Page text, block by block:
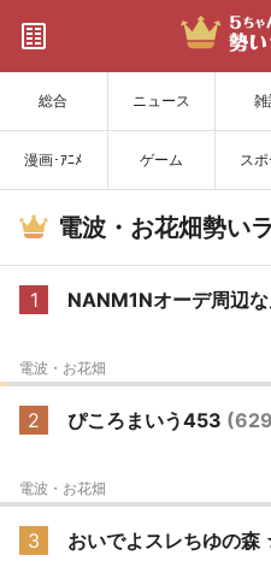
総合 ニュース
漫画･ｱﾆﾒ ゲーム ス
サ
電波・お花畑勢い
1 NANM1Nオーデ周辺
電波・お花畑
2 ぴころまいう453
電波・お花畑
3 おいでよスレちゆの